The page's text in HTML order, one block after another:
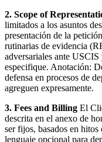
2. Scope of
limitados a los asuntos
presentación de la
rutinarias de evidencia
adversariales ante
especifique. Anotación:
defensa en procesos de
agreguen expresamente.
3. Fees and Billing El
descrita en el anexo de
ser fijos, basados en
lenguaje opcional para